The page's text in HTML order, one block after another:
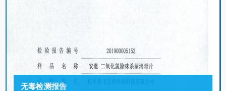
无毒检测报告